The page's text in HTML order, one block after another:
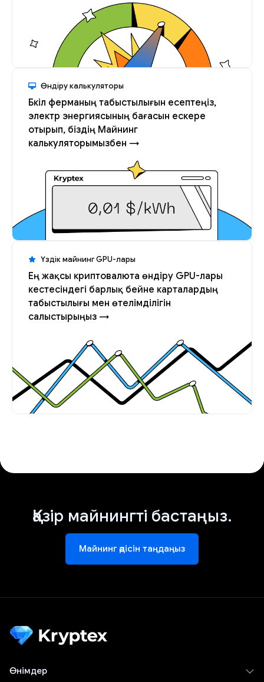
Өндіру калькуляторы
Бүкіл ферманың табыстылығын есептеңіз,
электр энергиясының бағасын ескере
отырып, біздің Майнинг
калькуляторымызбен →
Үздік майнинг GPU-лары
Ең жақсы криптовалюта өндіру GPU-лары
кестесіндегі барлық бейне карталардың
табыстылығы мен өтелімділігін
салыстырыңыз →
Қазір майнингті бастаңыз.
Майнинг әдісін таңдаңыз
Өнімдер